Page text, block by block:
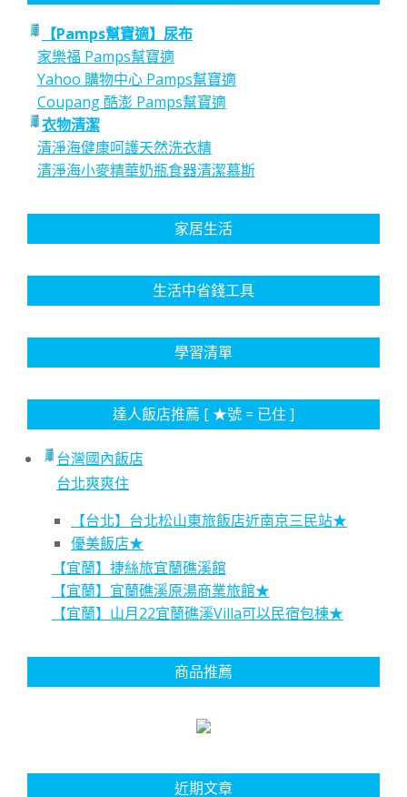
【Pamps幫寶適】尿布
家樂福 Pamps幫寶適
Yahoo 購物中心 Pamps幫寶適
Coupang 酷澎 Pamps幫寶適
衣物清潔
清淨海健康呵護天然洗衣精
清淨海小麥精華奶瓶食器清潔慕斯
家居生活
生活中省錢工具
學習清單
達人飯店推薦 [ ★號 = 已住 ]
台灣國內飯店
台北爽爽住
【台北】台北松山東旅飯店近南京三民站★
優美飯店★
【宜蘭】捷絲旅宜蘭礁溪館
【宜蘭】宜蘭礁溪原湯商業旅館★
【宜蘭】山月22宜蘭礁溪Villa可以民宿包棟★
商品推薦
近期文章